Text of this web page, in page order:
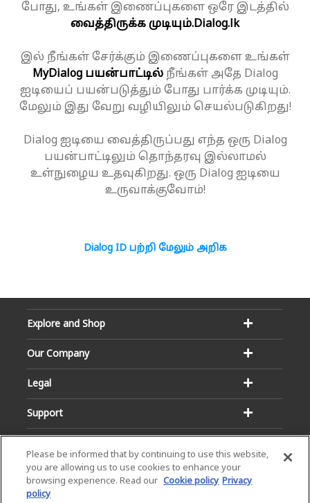
போது, உங்கள் இணைப்புகளை ஒரே இடத்தில்
வைத்திருக்க முடியும்.Dialog.lk
இல் நீங்கள் சேர்க்கும் இணைப்புகளை உங்கள்
MyDialog பயன்பாட்டில்நீங்கள் அதே Dialog
ஐடியைப் பயன்படுத்தும் போது பார்க்க முடியும்.
மேலும் இது வேறு வழியிலும் செயல்படுகிறது!
Dialog ஐடியை வைத்திருப்பது எந்த ஒரு Dialog
பயன்பாட்டிலும் தொந்தரவு இல்லாமல்
உள்நுழைய உதவுகிறது. ஒரு Dialog ஐடியை
உருவாக்குவோம்!
Dialog ID பற்றி மேலும் அறிக
Explore and Shop
Our Company
Legal
Support
Please be informed that by continuing to use this website,
you are allowing us to use cookies to enhance your
browsing experience. Read our Cookie policy Privacy
policy